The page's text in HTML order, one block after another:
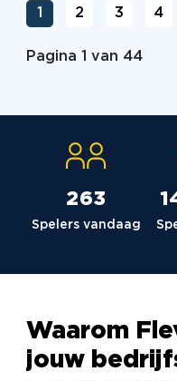
1 2 3 4
Pagina 1 van 44
264
Spelers vandaag
Waarom
jouw